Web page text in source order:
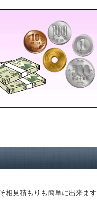
相見積もりも簡単に出来ます